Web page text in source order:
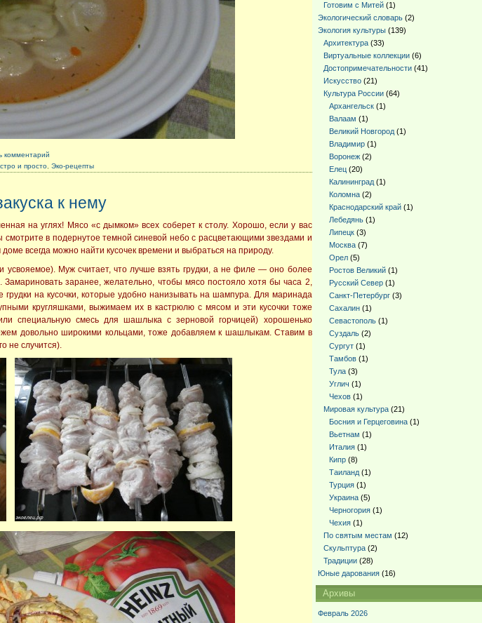
комментарий
и просто, Эко-рецепты
к нему
на углях! Мясо «с дымком» всех соберет к столу. Хорошо, если у вас
в подернутое темной синевой небо с расцветающими звездами и
всегда можно найти кусочек времени и выбраться на природу.
Муж считает, что лучше взять грудки, а не филе — оно более
заранее, желательно, чтобы мясо постояло хотя бы часа 2,
на кусочки, которые удобно нанизывать на шампура. Для маринада
кругляшками, выжимаем их в кастрюлю с мясом и эти кусочки тоже
специальную смесь для шашлыка с зерновой горчицей) хорошенько
довольно широкими кольцами, тоже добавляем к шашлыкам. Ставим в
не случится).
Готовим с Митей(1)
Экологический словарь(2)
Экология культуры(139)
Архитектура(33)
Виртуальные коллекции(6)
Достопримечательности(41)
Искусство(21)
Культура России(64)
Архангельск(1)
Валаам (1)
Великий Новгород(1)
Владимир(1)
Воронеж(2)
Елец(20)
Калининград(1)
Коломна(2)
Краснодарский край(1)
Лебедянь(1)
Липецк(3)
Москва(7)
Орел(5)
Ростов Великий(1)
Русский Север(1)
Санкт-Петербург(3)
Сахалин(1)
Севастополь(1)
Суздаль(2)
Сургут(1)
Тамбов(1)
Тула(3)
Углич (1)
Чехов(1)
Мировая культура(21)
Босния и Герцеговина(1)
Вьетнам (1)
Италия(1)
Кипр(8)
Таиланд(1)
Турция(1)
Украина(5)
Черногория(1)
Чехия(1)
По святым местам (12)
Скульптура(2)
Традиции(28)
Юные дарования(16)
Архивы
Февраль 2026